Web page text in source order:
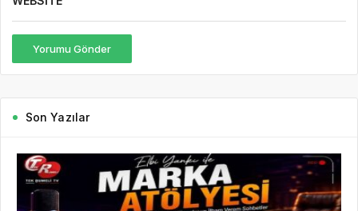
Yorumu Gönder
Son Yazılar